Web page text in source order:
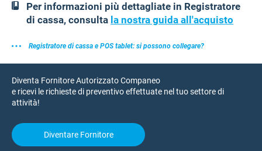
Per informazioni più dettagliate in Registratore
di cassa, consulta la nostra guida all'acquisto
Registratore di cassa e POS tablet: si possono collegare?
Diventa Fornitore Autorizzato Companeo
e ricevi le richieste di preventivo effettuate nel tuo settore di
attività!
Diventare Fornitore